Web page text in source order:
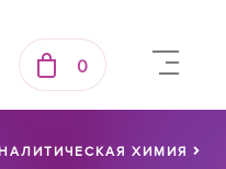
0
ХИМИЯ